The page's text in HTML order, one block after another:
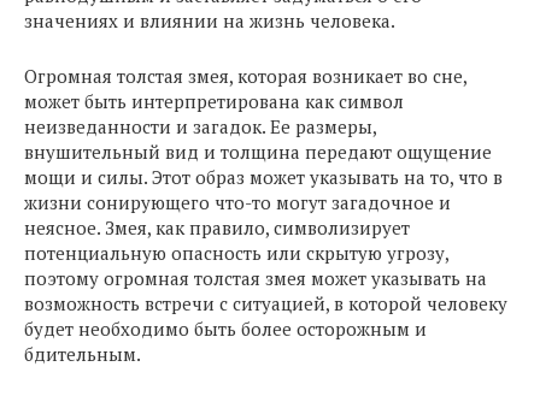
значениях и влиянии на жизнь человека.
Огромная толстая змея, которая возникает во сне,
может быть интерпретирована как символ
неизведанности и загадок. Ее размеры,
внушительный вид и толщина передают ощущение
мощи и силы. Этот образ может указывать на то, что в
жизни сонирующего что-то могут загадочное и
неясное. Змея, как правило, символизирует
потенциальную опасность или скрытую угрозу,
поэтому огромная толстая змея может указывать на
возможность встречи с ситуацией, в которой человеку
будет необходимо быть более осторожным и
бдительным.